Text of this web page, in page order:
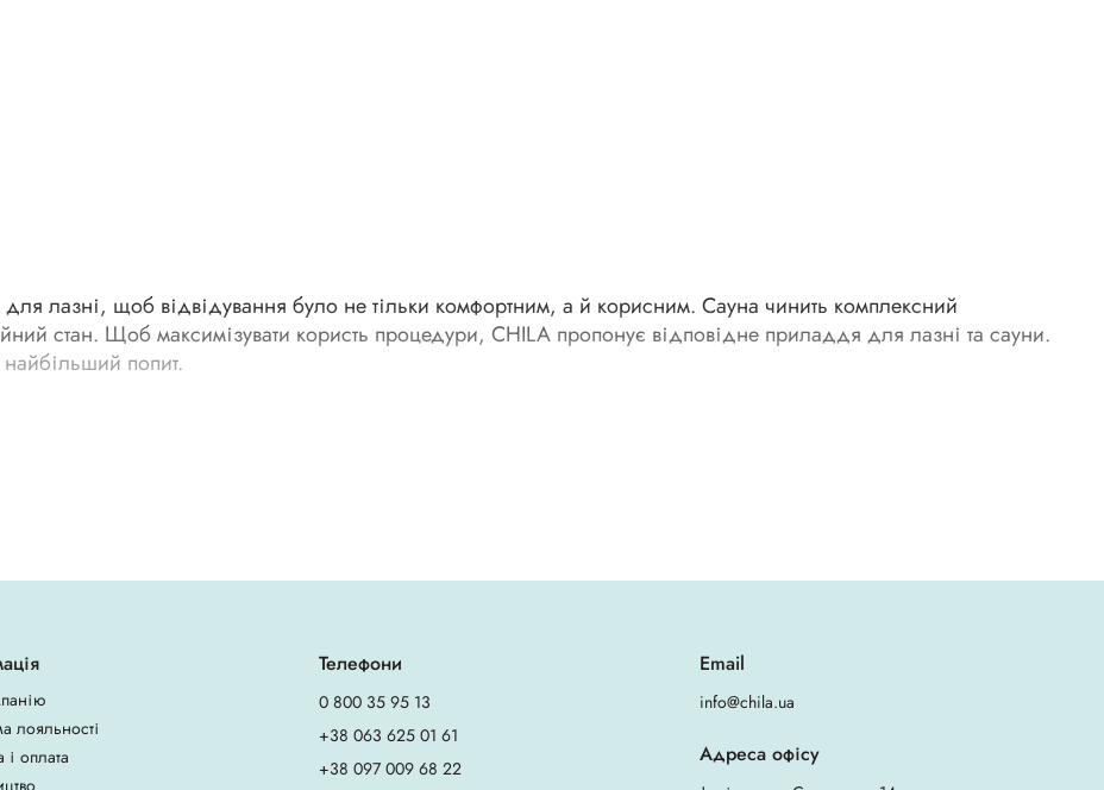
лазні, щоб відвідування було не тільки комфортним, а й корисним. Сауна чинить комплексний
стан. Щоб максимізувати користь процедури, CHILA пропонує відповідне приладдя для лазні та сауни.
попит.
моделі є в продажу на сайті CHILA.
Під час вибору шапки важливо звернути увагу на щільність матеріалу і зручність фасону (повинна
лояльності
і оплата
Телефони
0 800 35 95 13
+38 063 625 01 61
+38 097 009 68 22
Email
info@chila.ua
Адреса офісу